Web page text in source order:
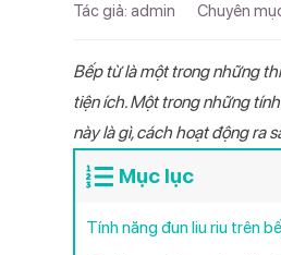
Máy ép
Nồi chiên không dầu
Máy hút mùi
Bình nước nóng
Năng lượng mặt trời
Máy sưởi
Máy hút ẩm
Máy hút bụi
Tổng Catalog Điện Gia
Tổng Catalog Điện máy -
2026
Catalog Máy sưởi 2026
Catalog Máy hút ẩm 2026
Tác giả: admin Chuyên
Bếp từ là một trong những
tiện ích. Một trong những
này là gì, cách hoạt động ra
Mục lục
Tính năng đun liu riu trên